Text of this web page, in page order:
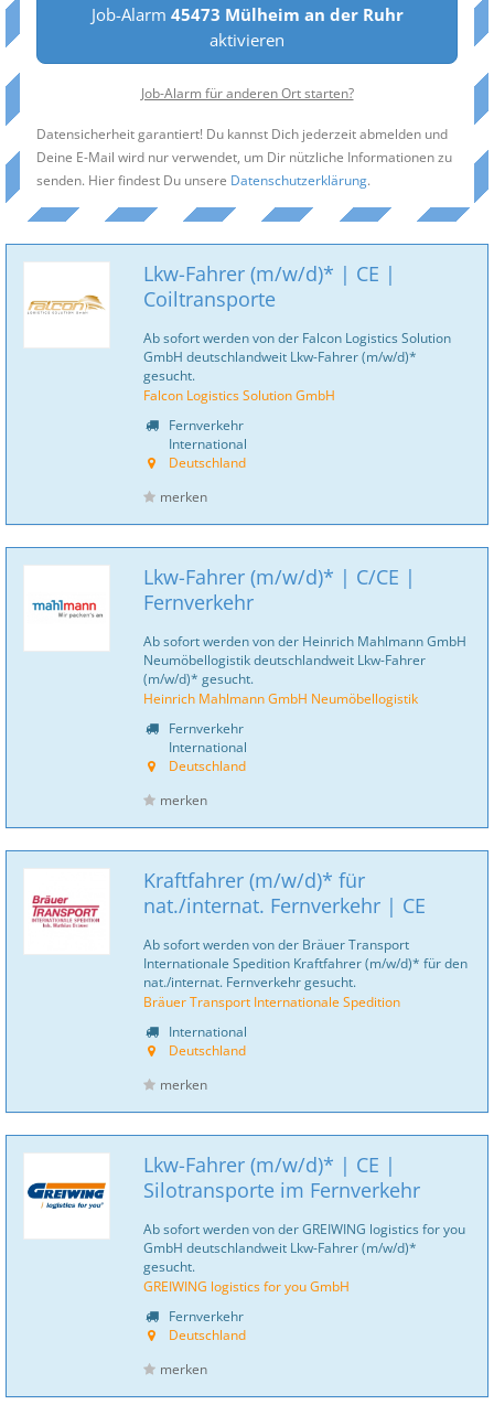
Job-Alarm 45473 Mülheim an der Ruhr
aktivieren
Job-Alarm für anderen Ort starten?
Datensicherheit garantiert! Du kannst Dich jederzeit abmelden und
Deine E-Mail wird nur verwendet, um Dir nützliche Informationen zu
senden. Hier findest Du unsere Datenschutzerklärung.
Lkw-Fahrer (m/w/d)* | CE |
Coiltransporte
Ab sofort werden von der Falcon Logistics Solution
GmbH deutschlandweit Lkw-Fahrer (m/w/d)*
gesucht.
Falcon Logistics Solution GmbH
Fernverkehr
International
Deutschland
merken
Lkw-Fahrer (m/w/d)* | C/CE |
Fernverkehr
Ab sofort werden von der Heinrich Mahlmann GmbH
Neumöbellogistik deutschlandweit Lkw-Fahrer
(m/w/d)* gesucht.
Heinrich Mahlmann GmbH Neumöbellogistik
Fernverkehr
International
Deutschland
merken
Kraftfahrer (m/w/d)* für
nat./internat. Fernverkehr | CE
Ab sofort werden von der Bräuer Transport
Internationale Spedition Kraftfahrer (m/w/d)* für den
nat./internat. Fernverkehr gesucht.
Bräuer Transport Internationale Spedition
International
Deutschland
merken
Lkw-Fahrer (m/w/d)* | CE |
Silotransporte im Fernverkehr
Ab sofort werden von der GREIWING logistics for you
GmbH deutschlandweit Lkw-Fahrer (m/w/d)*
gesucht.
GREIWING logistics for you GmbH
Fernverkehr
Deutschland
merken